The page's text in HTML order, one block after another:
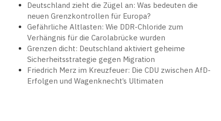
Deutschland zieht die Zügel an: Was bedeuten die
neuen Grenzkontrollen für Europa?
Gefährliche Altlasten: Wie DDR-Chloride zum
Verhängnis für die Carolabrücke wurden
Grenzen dicht: Deutschland aktiviert geheime
Sicherheitsstrategie gegen Migration
Friedrich Merz im Kreuzfeuer: Die CDU zwischen AfD-
Erfolgen und Wagenknecht’s Ultimaten